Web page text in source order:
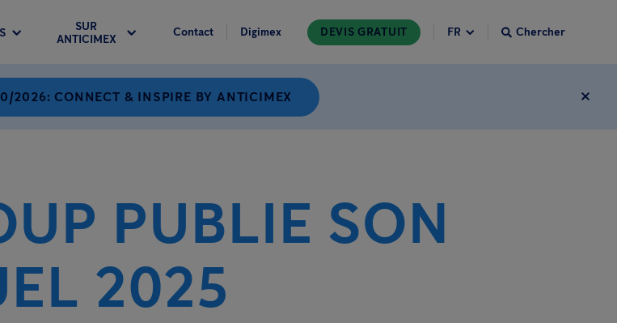
SUR
ANTICIMEX
Contact Digimex DEVIS GRATUIT Chercher
2026: CONNECT & INSPIRE BY ANTICIMEX
PUBLIE SON
2025